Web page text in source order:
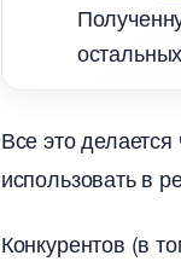
се это делается
использовать в
Конкурентов (в